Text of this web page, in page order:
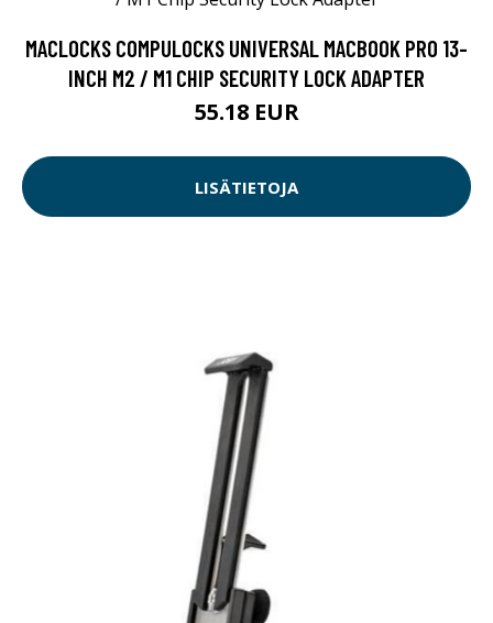
MACLOCKS COMPULOCKS UNIVERSAL MACBOOK PRO 13-
INCH M2 / M1 CHIP SECURITY LOCK ADAPTER
55.18 EUR
LISÄTIETOJA